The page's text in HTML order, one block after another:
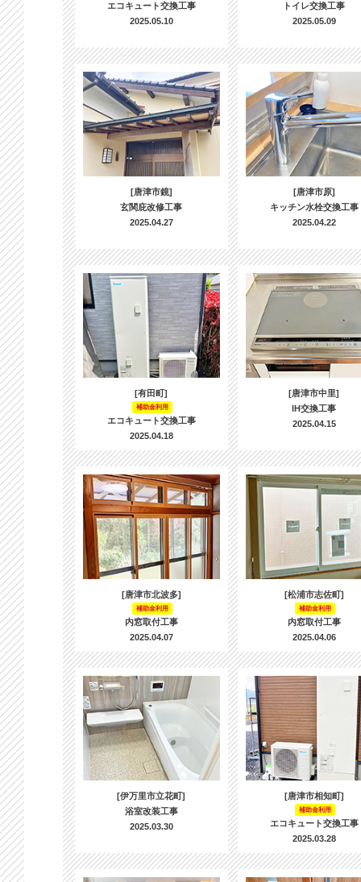
エコキュート交換工事
2025.05.10
トイレ交換工事
2025.05.09
[唐津市鏡]
玄関庇改修工事
2025.04.27
[唐津市原]
キッチン水栓交換工事
2025.04.22
[有田町]
補助金利用
エコキュート交換工事
2025.04.18
[唐津市中里]
IH交換工事
2025.04.15
[唐津市北波多]
補助金利用
内窓取付工事
2025.04.07
[松浦市志佐町]
補助金利用
内窓取付工事
2025.04.06
[伊万里市立花町]
浴室改装工事
2025.03.30
[唐津市相知町]
補助金利用
エコキュート交換工事
2025.03.28